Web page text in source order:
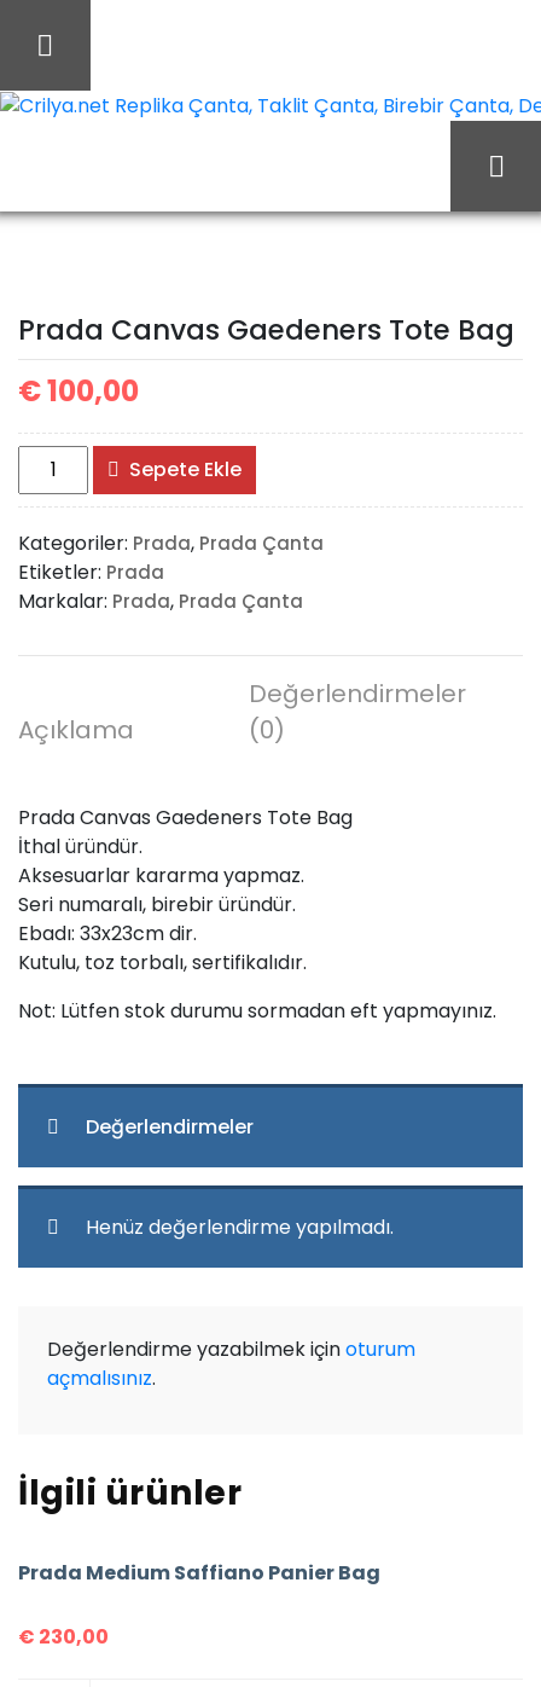
Prada
Prada Canvas Gaedeners Tote Bag
€100,00
Prada
Canvas
Gaedeners
Tote
Bag
adet
Sepete Ekle
Kategoriler: Prada, Prada Çanta
Etiketler: Prada
Markalar: Prada, Prada Çanta
Açıklama
Değerlendirmeler
(0)
Prada Canvas Gaedeners Tote Bag
İthal üründür.
Aksesuarlar kararma yapmaz.
Seri numaralı, birebir üründür.
Ebadı: 33x23cm dir.
Kutulu, toz torbalı, sertifikalıdır.
Not: Lütfen stok durumu sormadan eft yapmayınız.
Değerlendirmeler
Henüz değerlendirme yapılmadı.
Değerlendirme yazabilmek içinoturum
açmalısınız.
İlgili ürünler
Prada Medium Saffiano Panier Bag
€ 230,00